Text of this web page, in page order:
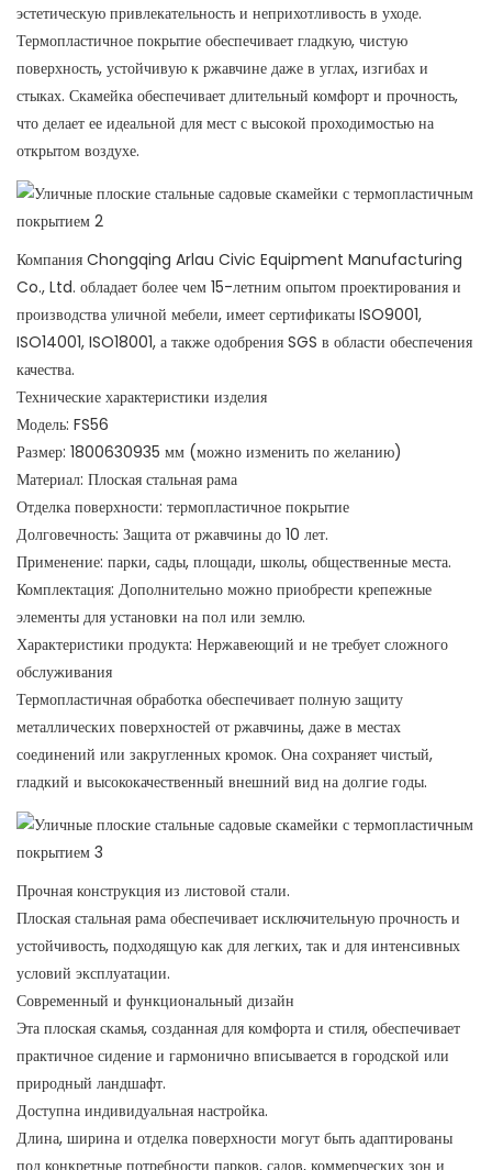
эстетическую привлекательность и неприхотливость в уходе.
Термопластичное покрытие обеспечивает гладкую, чистую
поверхность, устойчивую к ржавчине даже в углах, изгибах и
стыках. Скамейка обеспечивает длительный комфорт и прочность,
что делает ее идеальной для мест с высокой проходимостью на
открытом воздухе.
Компания Chongqing Arlau Civic Equipment Manufacturing
Co., Ltd. обладает более чем 15-летним опытом проектирования и
производства уличной мебели, имеет сертификаты ISO9001,
ISO14001, ISO18001, а также одобрения SGS в области обеспечения
качества.
Технические характеристики изделия
Модель: FS56
Размер: 1800630935 мм (можно изменить по желанию)
Материал: Плоская стальная рама
Отделка поверхности: термопластичное покрытие
Долговечность: Защита от ржавчины до 10 лет.
Применение: парки, сады, площади, школы, общественные места.
Комплектация: Дополнительно можно приобрести крепежные
элементы для установки на пол или землю.
Характеристики продукта: Нержавеющий и не требует сложного
обслуживания
Термопластичная обработка обеспечивает полную защиту
металлических поверхностей от ржавчины, даже в местах
соединений или закругленных кромок. Она сохраняет чистый,
гладкий и высококачественный внешний вид на долгие годы.
Прочная конструкция из листовой стали.
Плоская стальная рама обеспечивает исключительную прочность и
устойчивость, подходящую как для легких, так и для интенсивных
условий эксплуатации.
Современный и функциональный дизайн
Эта плоская скамья, созданная для комфорта и стиля, обеспечивает
практичное сидение и гармонично вписывается в городской или
природный ландшафт.
Доступна индивидуальная настройка.
Длина, ширина и отделка поверхности могут быть адаптированы